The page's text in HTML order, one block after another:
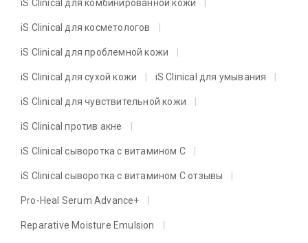
iS Clinical для комбинированной кожи
iS Clinical для косметологов
iS Clinical для проблемной кожи
iS Clinical для сухой кожи iS Clinical для умывания
iS Clinical для чувствительной кожи
iS Clinical против акне
iS Clinical сыворотка с витамином C
iS Clinical сыворотка с витамином C отзывы
Pro-Heal Serum Advance+
Reparative Moisture Emulsion